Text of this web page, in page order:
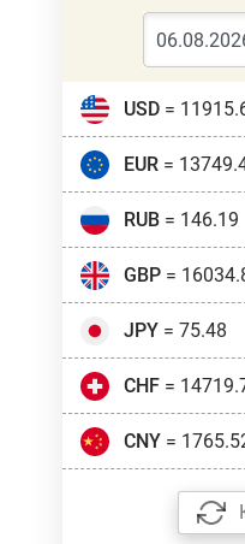
USD=
EUR=
RUB= 146.19
GBP=
JPY= 75.48
CHF=
CNY=